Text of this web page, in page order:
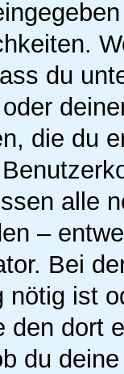
du
die du
alle
–
Bei
nötig ist
den dort
du